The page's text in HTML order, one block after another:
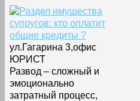
ул.Гагарина 3,офис
ЮРИСТ
Развод – сложный и
эмоционально
затратный процесс,